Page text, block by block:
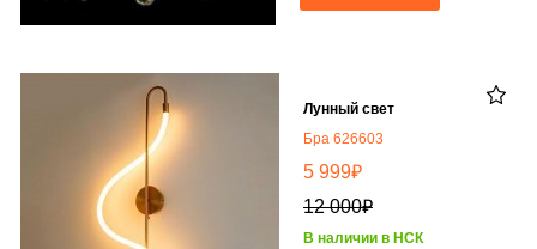
Лунный свет
Бра 626603
5 999₽
12 000₽
В наличии в НСК